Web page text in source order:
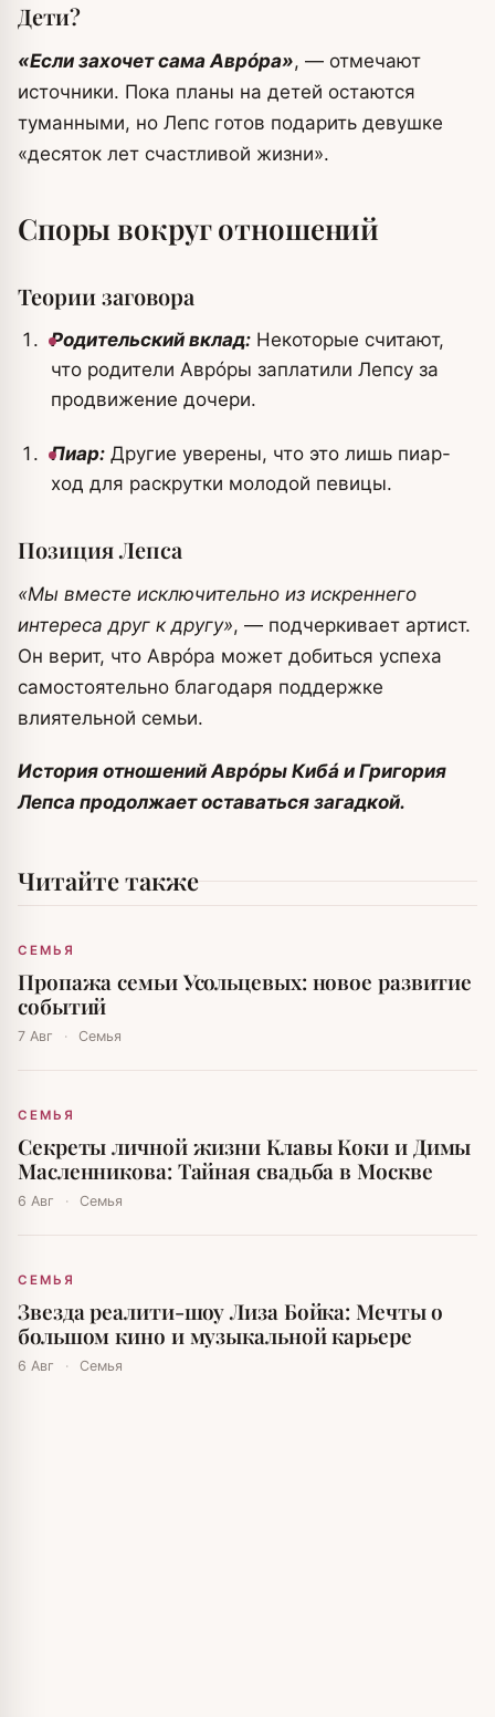
Дети?
«Если захочет сама Аврóра», — отмечают
источники. Пока планы на детей остаются
туманными, но Лепс готов подарить девушке
«десяток лет счастливой жизни».
Споры вокруг отношений
Теории заговора
Родительский вклад: Некоторые считают,
что родители Аврóры заплатили Лепсу за
продвижение дочери.
Пиар: Другие уверены, что это лишь пиар-
ход для раскрутки молодой певицы.
Позиция Лепса
«Мы вместе исключительно из искреннего
интереса друг к другу», — подчеркивает артист.
Он верит, что Аврóра может добиться успеха
самостоятельно благодаря поддержке
влиятельной семьи.
История отношений Аврóры Кибá и Григория
Лепса продолжает оставаться загадкой.
Читайте также
СЕМЬЯ
Пропажа семьи Усольцевых: новое развитие
событий
7 Авг · Семья
СЕМЬЯ
Секреты личной жизни Клавы Коки и Димы
Масленникова: Тайная свадьба в Москве
6 Авг · Семья
СЕМЬЯ
Звезда реалити-шоу Лиза Бойка: Мечты о
большом кино и музыкальной карьере
6 Авг · Семья